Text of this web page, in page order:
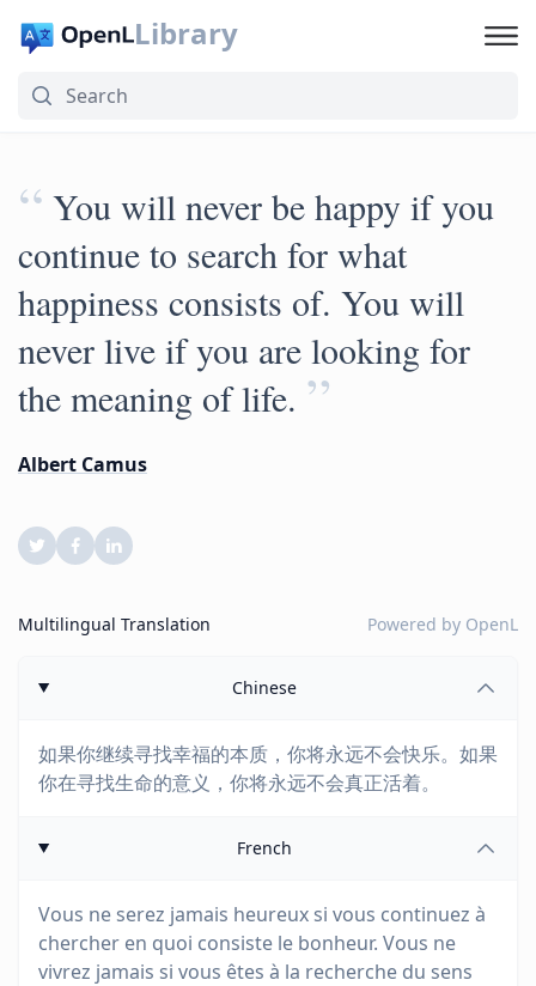
Library
“ You will never be happy if you
continue to search for what
happiness consists of. You will
never live if you are looking for
the meaning of life. ”
Albert Camus
Multilingual Translation Powered by OpenL
Chinese
如果你继续寻找幸福的本质，你将永远不会快乐。如果
你在寻找生命的意义，你将永远不会真正活着。
French
Vous ne serez jamais heureux si vous continuez à
chercher en quoi consiste le bonheur. Vous ne
vivrez jamais si vous êtes à la recherche du sens